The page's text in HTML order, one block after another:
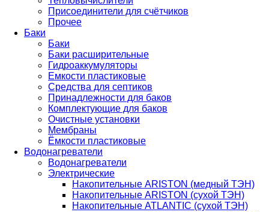
Присоединители для счётчиков
Прочее
Баки
Баки
Баки расширительные
Гидроаккумуляторы
Емкости пластиковые
Средства для септиков
Принадлежности для баков
Комплектующие для баков
Очистные установки
Мембраны
Ёмкости пластиковые
Водонагреватели
Водонагреватели
Электрические
Накопительные ARISTON (медный ТЭН)
Накопительные ARISTON (сухой ТЭН)
Накопительные ATLANTIC (сухой ТЭН)